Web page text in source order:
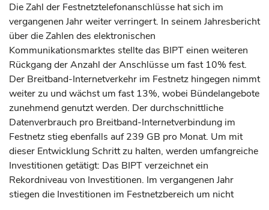
Die Zahl der Festnetztelefonanschlüsse hat sich im
vergangenen Jahr weiter verringert. In seinem Jahresbericht
über die Zahlen des elektronischen
Kommunikationsmarktes stellte das BIPT einen weiteren
Rückgang der Anzahl der Anschlüsse um fast 10% fest.
Der Breitband-Internetverkehr im Festnetz hingegen nimmt
weiter zu und wächst um fast 13%, wobei Bündelangebote
zunehmend genutzt werden. Der durchschnittliche
Datenverbrauch pro Breitband-Internetverbindung im
Festnetz stieg ebenfalls auf 239 GB pro Monat. Um mit
dieser Entwicklung Schritt zu halten, werden umfangreiche
Investitionen getätigt: Das BIPT verzeichnet ein
Rekordniveau von Investitionen. Im vergangenen Jahr
stiegen die Investitionen im Festnetzbereich um nicht